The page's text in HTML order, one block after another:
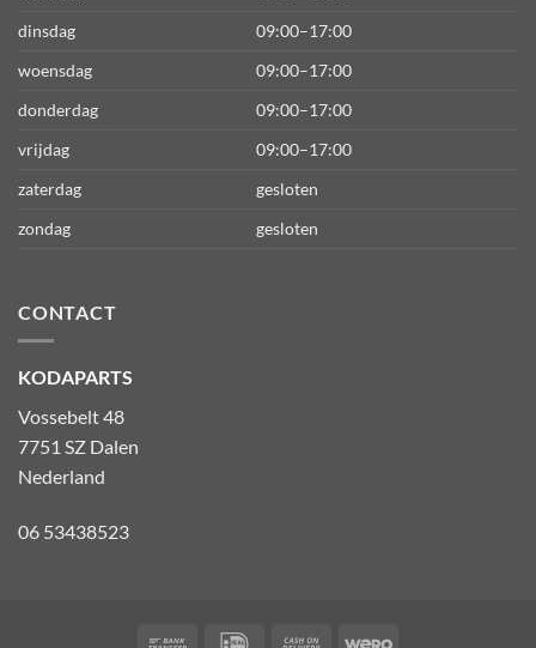
dinsdag
09:00–17:00
woensdag
09:00–17:00
donderdag
09:00–17:00
vrijdag
09:00–17:00
zaterdag
gesloten
zondag
gesloten
CONTACT
KODAPARTS
Vossebelt 48
7751 SZ Dalen
Nederland
06 53438523
Bank IDeal Cash Wero